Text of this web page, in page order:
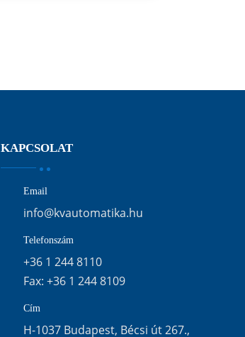
KAPCSOLAT
Email
info@kvautomatika.hu
Telefonszám
+36 1 244 8110
Fax: +36 1 244 8109
Cím
H-1037 Budapest, Bécsi út 267.,